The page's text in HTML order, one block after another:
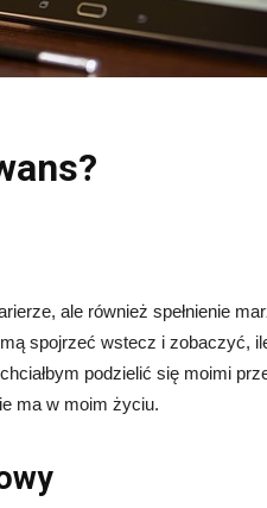
ale również spełnienie
spojrzeć wstecz i zobaczyć,
podzielić się moimi
ma w moim życiu.